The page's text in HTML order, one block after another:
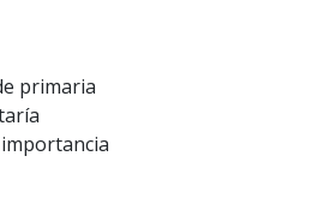
primaria